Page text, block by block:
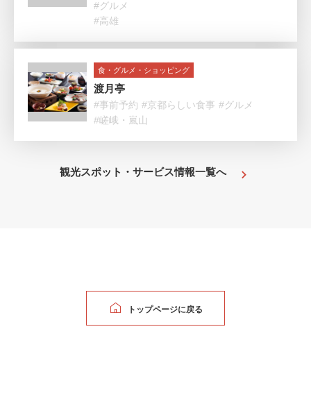
#グルメ
#高雄
食・グルメ・ショッピング
渡月亭
#事前予約 #京都らしい食事 #グルメ
#嵯峨・嵐山
観光スポット・サービス情報一覧へ
トップページに戻る